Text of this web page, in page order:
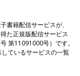
書籍配信サービスが、
た正規版配信サービス
第11091000号）です。
ているサービスの一覧